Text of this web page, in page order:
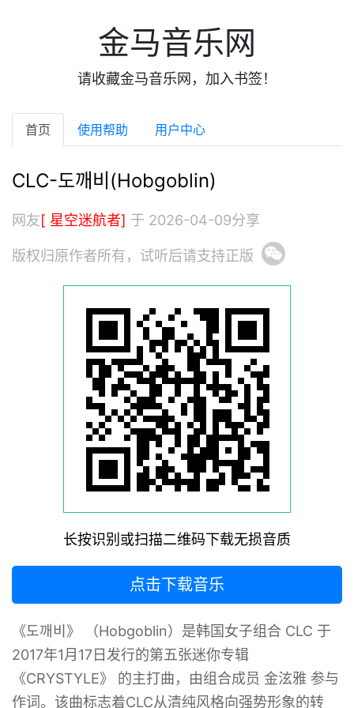
金马音乐网
请收藏金马音乐网，加入书签！
首页 使用帮助 用户中心
CLC-도깨비(Hobgoblin)
网友[ 星空迷航者] 于 2026-04-09分享
版权归原作者所有，试听后请支持正版
长按识别或扫描二维码下载无损音质
点击下载音乐
《도깨비》 （Hobgoblin）是韩国女子组合 CLC 于
2017年1月17日发行的第五张迷你专辑
《CRYSTYLE》 的主打曲，由组合成员 金泫雅 参与
作词。该曲标志着CLC从清纯风格向强势形象的转